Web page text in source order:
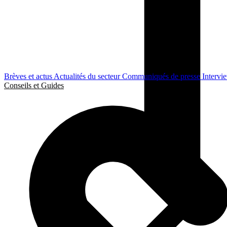
Brèves et actus Actualités du secteurCommuniqués de presse
Conseils et Guides